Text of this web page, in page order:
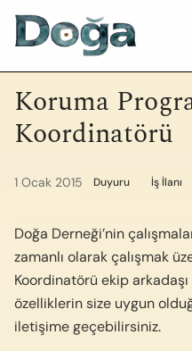
Koruma
Koordinatörü
1 Ocak 2015 Duyuru İş İlanı
Doğa Derneği’nin
zamanlı olarak çalışmak
Koordinatörü ekip arkadaşı
özelliklerin size uygun
iletişime geçebilirsiniz.